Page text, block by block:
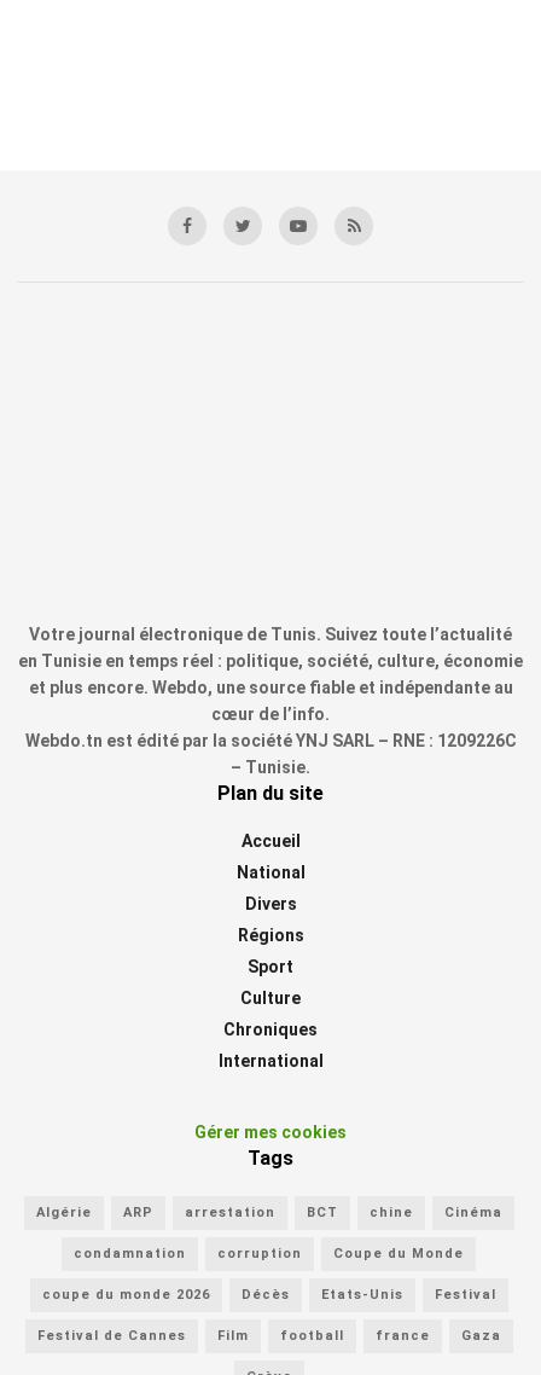
Votre journal électronique de Tunis. Suivez toute l’actualité
en Tunisie en temps réel : politique, société, culture, économie
et plus encore. Webdo, une source fiable et indépendante au
cœur de l’info.
Webdo.tn est édité par la société YNJ SARL – RNE : 1209226C
– Tunisie.
Plan du site
Accueil
National
Divers
Régions
Sport
Culture
Chroniques
International
Gérer mes cookies
Tags
Algérie ARP arrestation BCT chine Cinéma
condamnation corruption Coupe du Monde
coupe du monde 2026 Décès Etats-Unis Festival
Festival de Cannes Film football france Gaza